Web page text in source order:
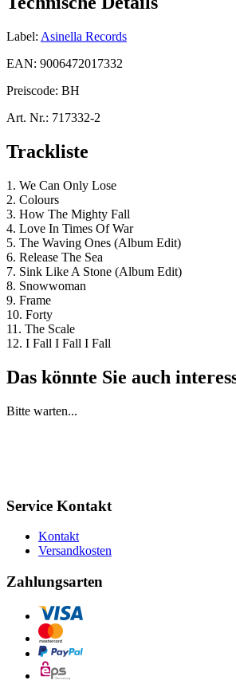
Label: Asinella Records
EAN: 9006472017332
Preiscode: BH
Art. Nr.: 717332-2
Trackliste
1. We Can Only Lose
2. Colours
3. How The Mighty Fall
4. Love In Times Of War
5. The Waving Ones (Album Edit)
6. Release The Sea
7. Sink Like A Stone (Album Edit)
8. Snowwoman
9. Frame
10. Forty
11. The Scale
12. I Fall I Fall I Fall
Das könnte Sie auch
Bitte warten...
Service Kontakt
Kontakt
Versandkosten
Zahlungsarten